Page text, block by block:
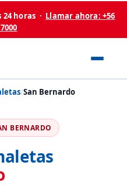
horas · Llamar ahora: +56
/San Bernardo
BERNARDO